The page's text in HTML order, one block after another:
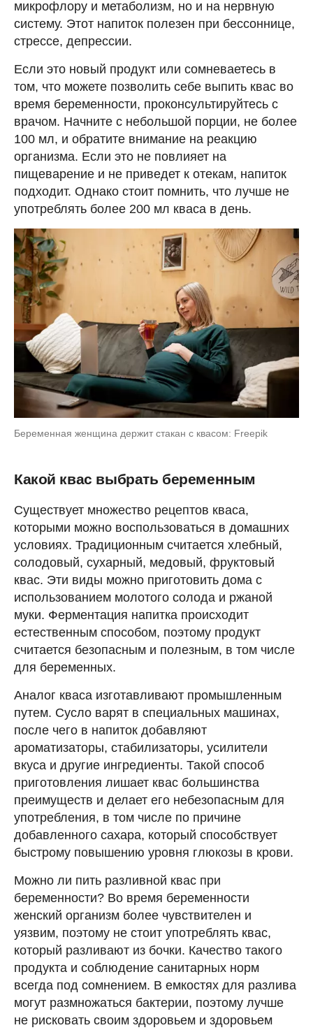
микрофлору и метаболизм, но и на нервную
систему. Этот напиток полезен при бессоннице,
стрессе, депрессии.
Если это новый продукт или сомневаетесь в
том, что можете позволить себе выпить квас во
время беременности, проконсультируйтесь с
врачом. Начните с небольшой порции, не более
100 мл, и обратите внимание на реакцию
организма. Если это не повлияет на
пищеварение и не приведет к отекам, напиток
подходит. Однако стоит помнить, что лучше не
употреблять более 200 мл кваса в день.
Беременная женщина держит стакан с квасом: Freepik
Какой квас выбрать беременным
Существует множество рецептов кваса,
которыми можно воспользоваться в домашних
условиях. Традиционным считается хлебный,
солодовый, сухарный, медовый, фруктовый
квас. Эти виды можно приготовить дома с
использованием молотого солода и ржаной
муки. Ферментация напитка происходит
естественным способом, поэтому продукт
считается безопасным и полезным, в том числе
для беременных.
Аналог кваса изготавливают промышленным
путем. Сусло варят в специальных машинах,
после чего в напиток добавляют
ароматизаторы, стабилизаторы, усилители
вкуса и другие ингредиенты. Такой способ
приготовления лишает квас большинства
преимуществ и делает его небезопасным для
употребления, в том числе по причине
добавленного сахара, который способствует
быстрому повышению уровня глюкозы в крови.
Можно ли пить разливной квас при
беременности? Во время беременности
женский организм более чувствителен и
уязвим, поэтому не стоит употреблять квас,
который разливают из бочки. Качество такого
продукта и соблюдение санитарных норм
всегда под сомнением. В емкостях для разлива
могут размножаться бактерии, поэтому лучше
не рисковать своим здоровьем и здоровьем